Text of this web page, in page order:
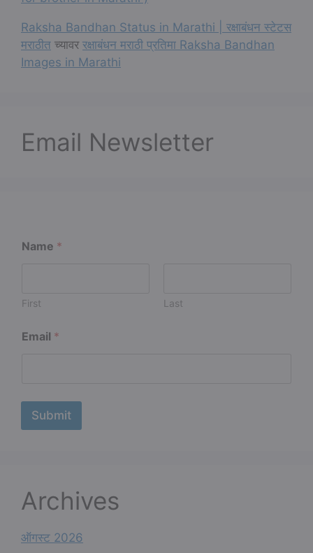
Raksha Bandhan Status in Marathi | रक्षाबंधन स्टेटस
मराठीत च्यावर रक्षाबंधन मराठी प्रतिमा Raksha Bandhan
Images in Marathi
Email Newsletter
a
m
l
Name *
First Last
Email *
Submit
Archives
ऑगस्ट 2026